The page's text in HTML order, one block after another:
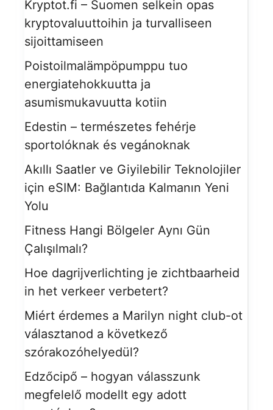
Kryptot.fi – Suomen selkein opas
kryptovaluuttoihin ja turvalliseen
sijoittamiseen
Poistoilmalämpöpumppu tuo
energiatehokkuutta ja
asumismukavuutta kotiin
Edestin – természetes fehérje
sportolóknak és vegánoknak
Akıllı Saatler ve Giyilebilir Teknolojiler
için eSIM: Bağlantıda Kalmanın Yeni
Yolu
Fitness Hangi Bölgeler Aynı Gün
Çalışılmalı?
Hoe dagrijverlichting je zichtbaarheid
in het verkeer verbetert?
Miért érdemes a Marilyn night club-ot
választanod a következő
szórakozóhelyedül?
Edzőcipő – hogyan válasszunk
megfelelő modellt egy adott